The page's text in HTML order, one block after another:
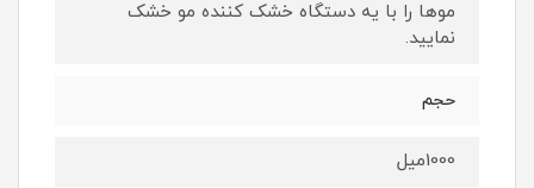
موها را با یه دستگاه خشک کننده مو خشک
نمایید.
حجم
1000میل